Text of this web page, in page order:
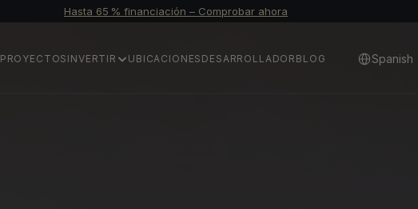
Hasta 65 % financiación – Comprobar ahora
PROYECTOS INVERTIR UBICACIONES DESARROLLADOR BLOG Spanish